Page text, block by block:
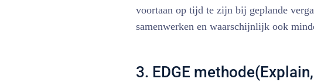
voortaan op tijd te zijn bij geplande
samenwerken en waarschijnlijk ook
3. EDGE